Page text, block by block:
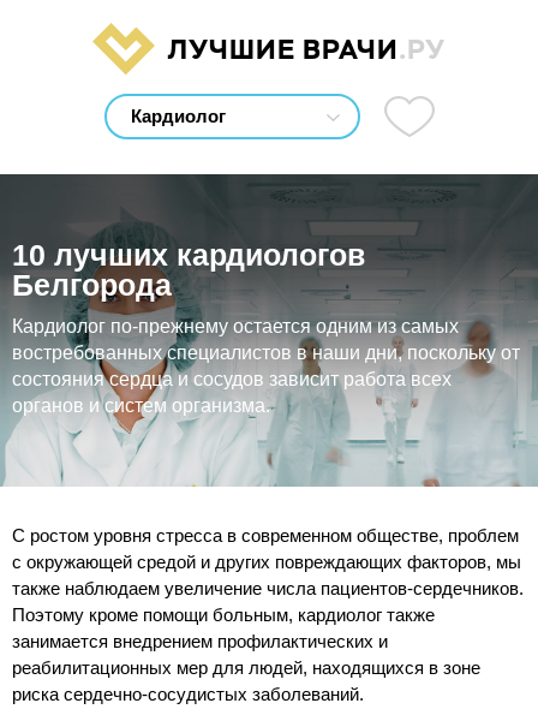
ЛУЧШИЕ ВРАЧИ.РУ
10 лучших кардиологов
Белгорода
Кардиолог по-прежнему остается одним из самых
востребованных специалистов в наши дни, поскольку от
состояния сердца и сосудов зависит работа всех
органов и систем организма.
С ростом уровня стресса в современном обществе, проблем
с окружающей средой и других повреждающих факторов, мы
также наблюдаем увеличение числа пациентов-сердечников.
Поэтому кроме помощи больным, кардиолог также
занимается внедрением профилактических и
реабилитационных мер для людей, находящихся в зоне
риска сердечно-сосудистых заболеваний.